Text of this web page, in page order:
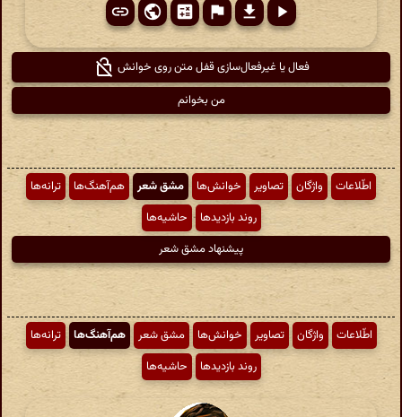
فعال یا غیرفعال‌سازی قفل متن روی خوانش
من بخوانم
اطّلاعات واژگان تصاویر خوانش‌ها مشق شعر هم‌آهنگ‌ها
ترانه‌ها
روند بازدیدها
حاشیه‌ها
پیشنهاد مشق شعر
اطّلاعات واژگان تصاویر خوانش‌ها مشق شعر هم‌آهنگ‌ها
ترانه‌ها
روند بازدیدها
حاشیه‌ها